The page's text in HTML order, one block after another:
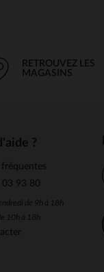
RETROUVEZ LES
MAGASINS
?
03 93 80
de 9h à 18h
10h à 18h